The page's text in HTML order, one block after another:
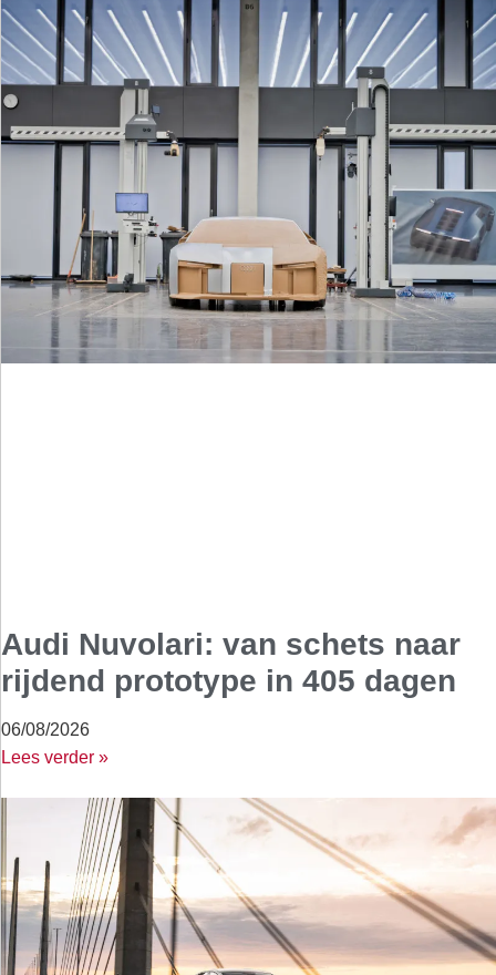
Audi Nuvolari: van schets naar
rijdend prototype in 405 dagen
06/08/2026
Lees verder »